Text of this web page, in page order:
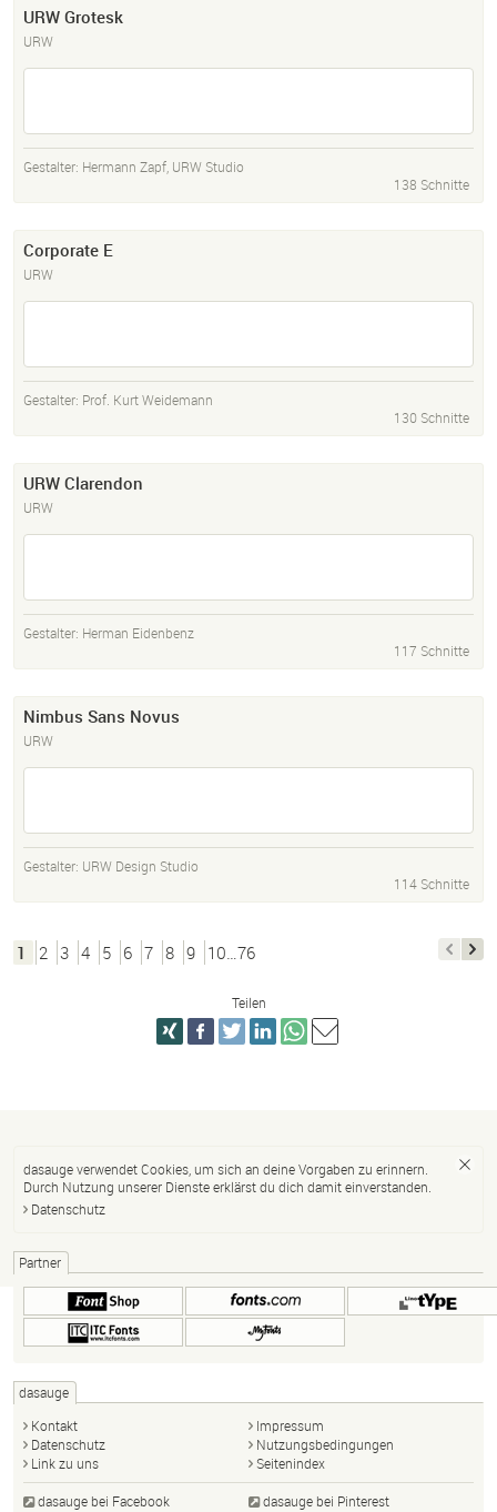
URW Grotesk
URW
Gestalter: Hermann Zapf, URW Studio
138 Schnitte
Corporate E
URW
Gestalter: Prof. Kurt Weidemann
130 Schnitte
URW Clarendon
URW
Gestalter: Herman Eidenbenz
117 Schnitte
Nimbus Sans Novus
URW
Gestalter: URW Design Studio
114 Schnitte
1 2 3 4 5 6 7 8 9 10…76
Teilen
dasauge verwendet Cookies, um sich an deine Vorgaben zu erinnern.
Durch Nutzung unserer Dienste erklärst du dich damit einverstanden.
Datenschutz
Partner
dasauge
Kontakt
Impressum
Datenschutz
Nutzungsbedingungen
Link zu uns
Seitenindex
dasauge bei Facebook dasauge bei Pinterest